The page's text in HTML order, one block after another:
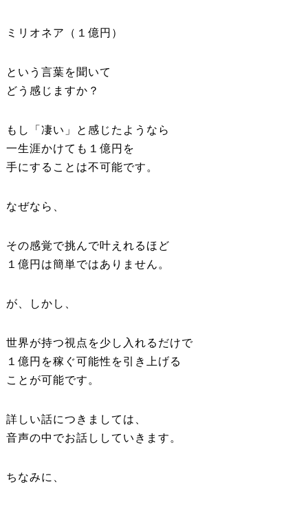
ミリオネア（１億円）
という言葉を聞いて
どう感じますか？
もし「凄い」と感じたようなら
一生涯かけても１億円を
手にすることは不可能です。
なぜなら、
その感覚で挑んで叶えれるほど
１億円は簡単ではありません。
が、しかし、
世界が持つ視点を少し入れるだけで
１億円を稼ぐ可能性を引き上げる
ことが可能です。
詳しい話につきましては、
音声の中でお話ししていきます。
ちなみに、